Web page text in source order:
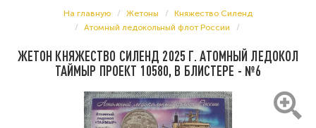
На главную Жетоны
Княжество Силенд
Атомный ледокольный флот России
ЖЕТОН КНЯЖЕСТВО СИЛЕНД 2025 Г. АТОМНЫЙ ЛЕДОКОЛ
ТАЙМЫР ПРОЕКТ 10580, В БЛИСТЕРЕ - №6